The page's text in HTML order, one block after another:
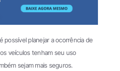
possível planejar a ocorrência de
veículos tenham seu uso
sejam mais seguros.